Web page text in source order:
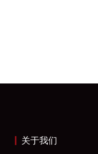
关于我们